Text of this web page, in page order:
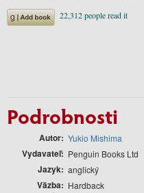
Podrobnosti
Autor Yukio Mishima
Vydavateľ Penguin Books Ltd
Jazyk anglický
Väzba Hardback